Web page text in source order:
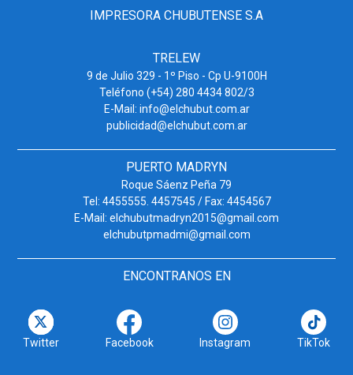
IMPRESORA CHUBUTENSE S.A
TRELEW
9 de Julio 329 - 1º Piso - Cp U-9100H
Teléfono (+54) 280 4434 802/3
E-Mail: info@elchubut.com.ar
publicidad@elchubut.com.ar
PUERTO MADRYN
Roque Sáenz Peña 79
Tel: 4455555. 4457545 / Fax: 4454567
E-Mail: elchubutmadryn2015@gmail.com
elchubutpmadmi@gmail.com
ENCONTRANOS EN
Twitter Facebook Instagram TikTok